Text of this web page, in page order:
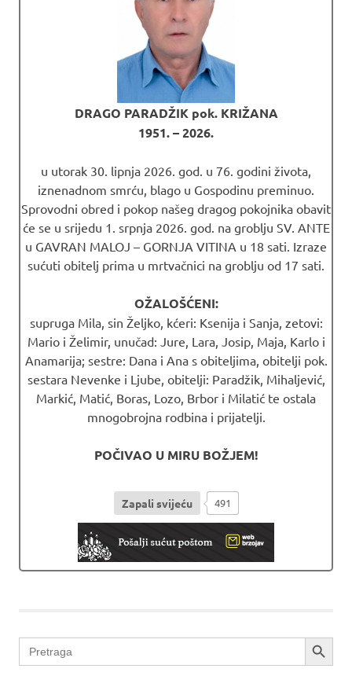
DRAGO PARADŽIK pok. KRIŽANA
1951. – 2026.
u utorak 30. lipnja 2026. god. u 76. godini života,
iznenadnom smrću, blago u Gospodinu preminuo.
Sprovodni obred i pokop našeg dragog pokojnika obavit
će se u srijedu 1. srpnja 2026. god. na groblju SV. ANTE
u GAVRAN MALOJ – GORNJA VITINA u 18 sati. Izraze
sućuti obitelj prima u mrtvačnici na groblju od 17 sati.
OŽALOŠĆENI:
supruga Mila, sin Željko, kćeri: Ksenija i Sanja, zetovi:
Mario i Želimir, unučad: Jure, Lara, Josip, Maja, Karlo i
Anamarija; sestre: Dana i Ana s obiteljima, obitelji pok.
sestara Nevenke i Ljube, obitelji: Paradžik, Mihaljević,
Markić, Matić, Boras, Lozo, Brbor i Milatić te ostala
mnogobrojna rodbina i prijatelji.
POČIVAO U MIRU BOŽJEM!
Zapali svijeću 491
Search
for:
SEARCH BUTTON